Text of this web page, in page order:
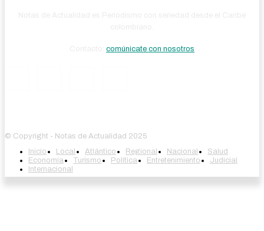
comúnicate con nosotros
© Copyright - Notas de Actualidad 2025
Inicio
Local Atlántico Regional Nacional
Salud
Economía
Turismo Política Entretenimiento
Judicial
Internacional